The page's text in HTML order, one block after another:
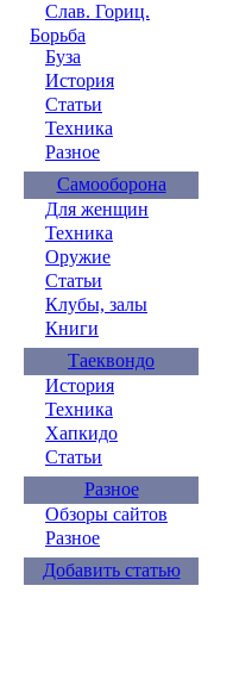
Слав. Гориц.
Борьба
Буза
История
Статьи
Техника
Разное
Самооборона
Для женщин
Техника
Оружие
Статьи
Клубы, залы
Книги
Таеквондо
История
Техника
Хапкидо
Статьи
Разное
Обзоры сайтов
Разное
Добавить статью